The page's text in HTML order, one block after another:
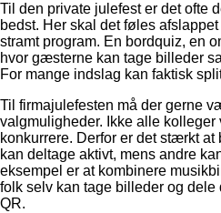
Til den private julefest er det ofte
bedst. Her skal det føles
stramt program. En bordquiz, en
hvor gæsterne kan tage billeder
For mange indslag kan faktisk
Til firmajulefesten må der gerne
valgmuligheder. Ikke alle
konkurrere. Derfor er det stærkt
kan deltage aktivt, mens andre
eksempel er at kombinere
folk selv kan tage billeder og
QR.